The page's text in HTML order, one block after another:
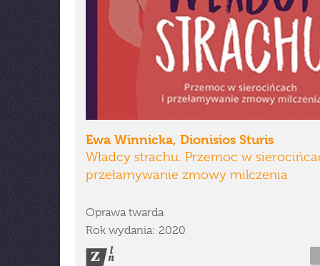
Ewa Winnicka, Dionisios Sturis
Władcy strachu. Przemoc w
przełamywanie zmowy milczenia
Oprawa twarda
Rok wydania: 2020